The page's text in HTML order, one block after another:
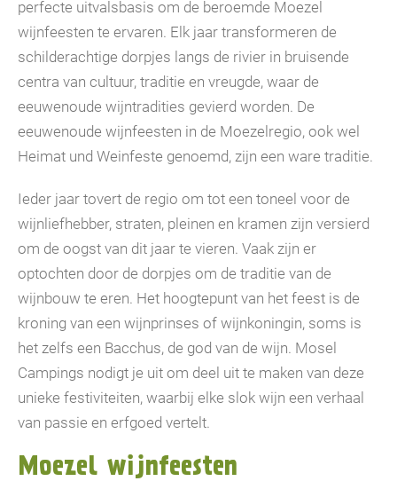
perfecte uitvalsbasis om de beroemde Moezel
wijnfeesten te ervaren. Elk jaar transformeren de
schilderachtige dorpjes langs de rivier in bruisende
centra van cultuur, traditie en vreugde, waar de
eeuwenoude wijntradities gevierd worden. De
eeuwenoude wijnfeesten in de Moezelregio, ook wel
Heimat und Weinfeste genoemd, zijn een ware traditie.
Ieder jaar tovert de regio om tot een toneel voor de
wijnliefhebber, straten, pleinen en kramen zijn versierd
om de oogst van dit jaar te vieren. Vaak zijn er
optochten door de dorpjes om de traditie van de
wijnbouw te eren. Het hoogtepunt van het feest is de
kroning van een wijnprinses of wijnkoningin, soms is
het zelfs een Bacchus, de god van de wijn. Mosel
Campings nodigt je uit om deel uit te maken van deze
unieke festiviteiten, waarbij elke slok wijn een verhaal
van passie en erfgoed vertelt.
Moezel wijnfeesten